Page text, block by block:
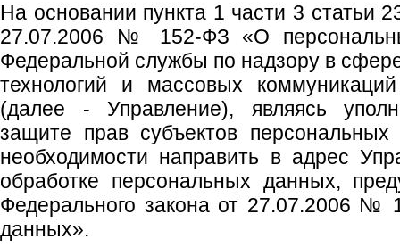
На основании пункта 1 части 3 статьи
27.07.2006 № 152-ФЗ «О
Федеральной службы по надзору в
технологий и массовых
(далее - Управление), являясь
защите прав субъектов
необходимости направить в адрес
обработке персональных данных,
Федерального закона от 27.07.2006
данных».